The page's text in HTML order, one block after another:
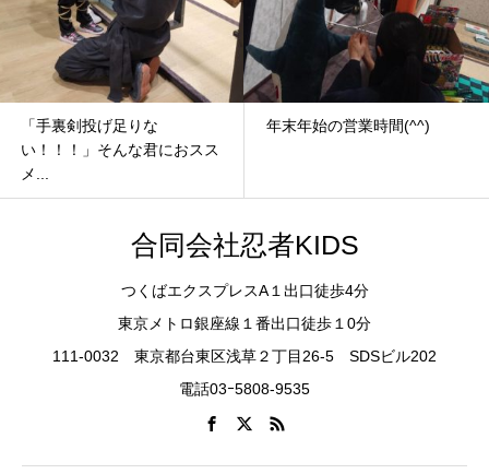
「手裏剣投げ足りな
い！！！」そんな君におスス
メ...
年末年始の営業時間(^^)
合同会社忍者KIDS
つくばエクスプレスA１出口徒歩4分
東京メトロ銀座線１番出口徒歩１0分
111-0032 東京都台東区浅草２丁目26-5 SDSビル202
電話03ｰ5808-9535